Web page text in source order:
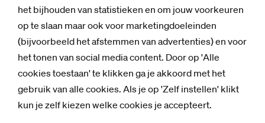
het bijhouden van statistieken en om jouw voorkeuren
op te slaan maar ook voor marketingdoeleinden
(bijvoorbeeld het afstemmen van advertenties) en voor
het tonen van social media content. Door op 'Alle
cookies toestaan' te klikken ga je akkoord met het
gebruik van alle cookies. Als je op 'Zelf instellen' klikt
kun je zelf kiezen welke cookies je accepteert.
Nieuws
CB-do­cen­te en